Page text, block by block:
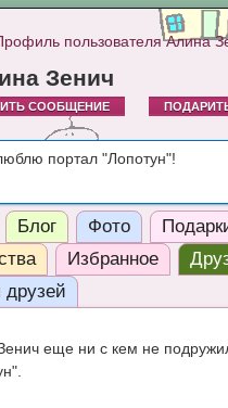
пользователя Алина
Зенич
СООБЩЕНИЕ
портал "Лопотун"!
Блог Фото
Избранное
друзей
еще ни с кем не